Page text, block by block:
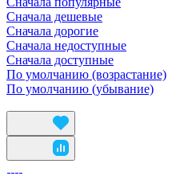
Сначала дешевые
Сначала дорогие
Сначала недоступные
Сначала доступные
По умолчанию (возрастание)
По умолчанию (убывание)